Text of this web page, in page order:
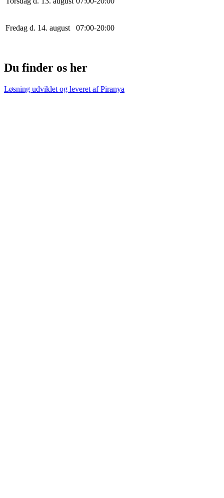
Fredag d. 14. august 07:00-20:00
Du finder os her
Løsning udviklet og leveret afPiranya